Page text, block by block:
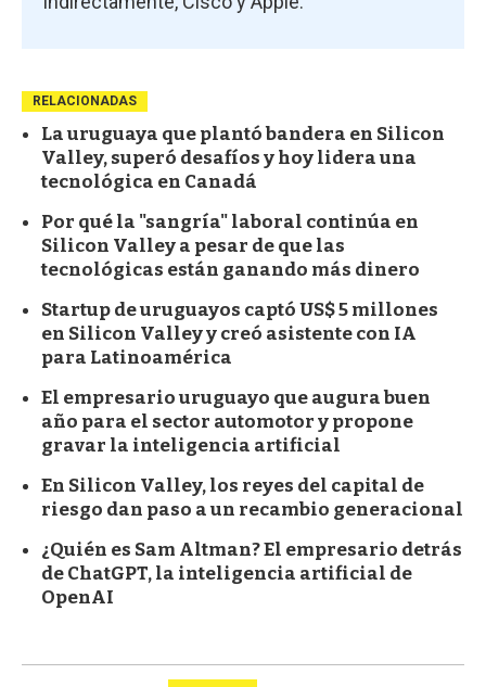
RELACIONADAS
La uruguaya que plantó bandera en Silicon
Valley, superó desafíos y hoy lidera una
tecnológica en Canadá
Por qué la "sangría" laboral continúa en
Silicon Valley a pesar de que las
tecnológicas están ganando más dinero
Startup de uruguayos captó US$ 5 millones
en Silicon Valley y creó asistente con IA
para Latinoamérica
El empresario uruguayo que augura buen
año para el sector automotor y propone
gravar la inteligencia artificial
En Silicon Valley, los reyes del capital de
riesgo dan paso a un recambio generacional
¿Quién es Sam Altman? El empresario detrás
de ChatGPT, la inteligencia artificial de
OpenAI